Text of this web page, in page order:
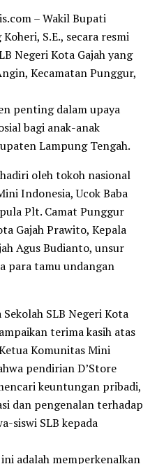
– Wakil Bupati
S.E., secara resmi
Negeri Kota Gajah yang
Kecamatan Punggur,
penting dalam upaya
bagi anak-anak
Lampung Tengah.
oleh tokoh nasional
Indonesia, Ucok Baba
Plt. Camat Punggur
Gajah Prawito, Kepala
Agus Budianto, unsur
para tamu undangan
SLB Negeri Kota
terima kasih atas
Komunitas Mini
pendirian D’Store
keuntungan pribadi,
dan pengenalan terhadap
siswi SLB kepada
adalah memperkenalkan